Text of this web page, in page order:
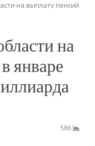
на выплату пенсий в
на
январе
586